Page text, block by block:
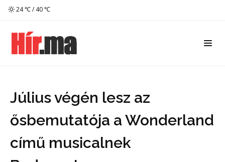
24 ℃ / 40 ℃
Július végén lesz az
ősbemutatója a Wonderland
című musicalnek